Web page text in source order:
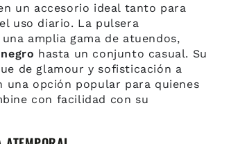
un accesorio ideal tanto para
uso diario. La pulsera
amplia gama de atuendos,
hasta un conjunto casual. Su
de glamour y sofisticación a
opción popular para quienes
con facilidad con su